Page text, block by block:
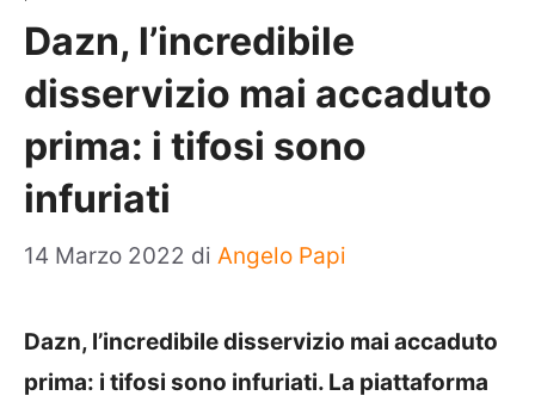
Dazn, l’incredibile
disservizio mai accaduto
prima: i tifosi sono
infuriati
14 Marzo 2022 di Angelo Papi
Dazn, l’incredibile disservizio mai accaduto
prima: i tifosi sono infuriati. La piattaforma